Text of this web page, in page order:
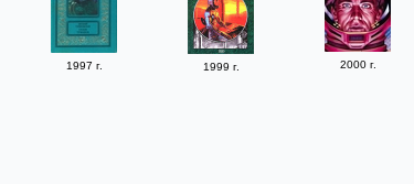
1997 г. 1999 г. 2000 г.